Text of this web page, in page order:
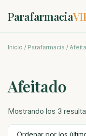
Parafarmacia
Inicio / Parafarmacia /
Afeitado
Mostrando los 3